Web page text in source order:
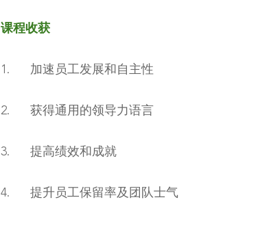
课程收获
1. 加速员工发展和自主性
2. 获得通用的领导力语言
3. 提高绩效和成就
4. 提升员工保留率及团队士气